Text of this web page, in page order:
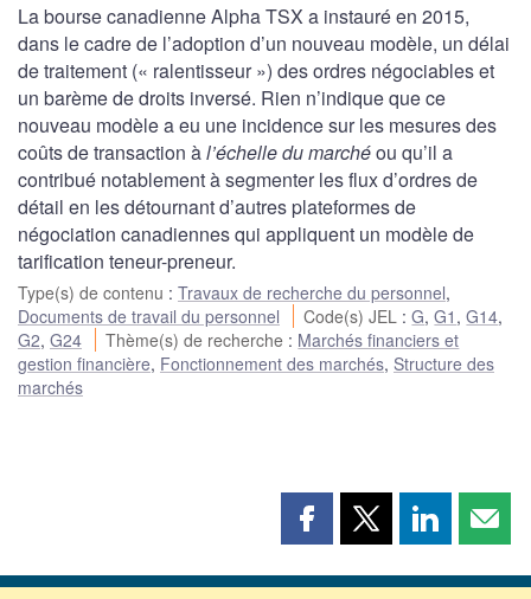
La bourse canadienne Alpha TSX a instauré en 2015,
dans le cadre de l’adoption d’un nouveau modèle, un délai
de traitement (« ralentisseur ») des ordres négociables et
un barème de droits inversé. Rien n’indique que ce
nouveau modèle a eu une incidence sur les mesures des
coûts de transaction àl’échelle du marchéou qu’il a
contribué notablement à segmenter les flux d’ordres de
détail en les détournant d’autres plateformes de
négociation canadiennes qui appliquent un modèle de
tarification teneur-preneur.
Type(s) de contenu : Travaux de recherche du personnel,
Documents de travail du personnel
Code(s) JEL :G,G1 ,G14,
G2, G24 Thème(s) de recherche : Marchés financiers et
gestion financière, Fonctionnement des marchés, Structure des
marchés
Partager
page
Partager
page
Partager
page page